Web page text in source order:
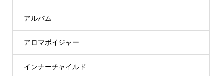
アルバム
アロマボイジャー
インナーチャイルド